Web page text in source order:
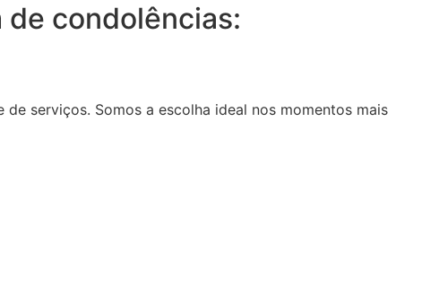
de condolências:
serviços. Somos a escolha ideal nos momentos mais